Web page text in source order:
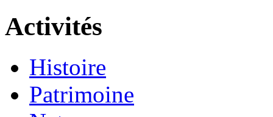
Activités
Histoire
Patrimoine